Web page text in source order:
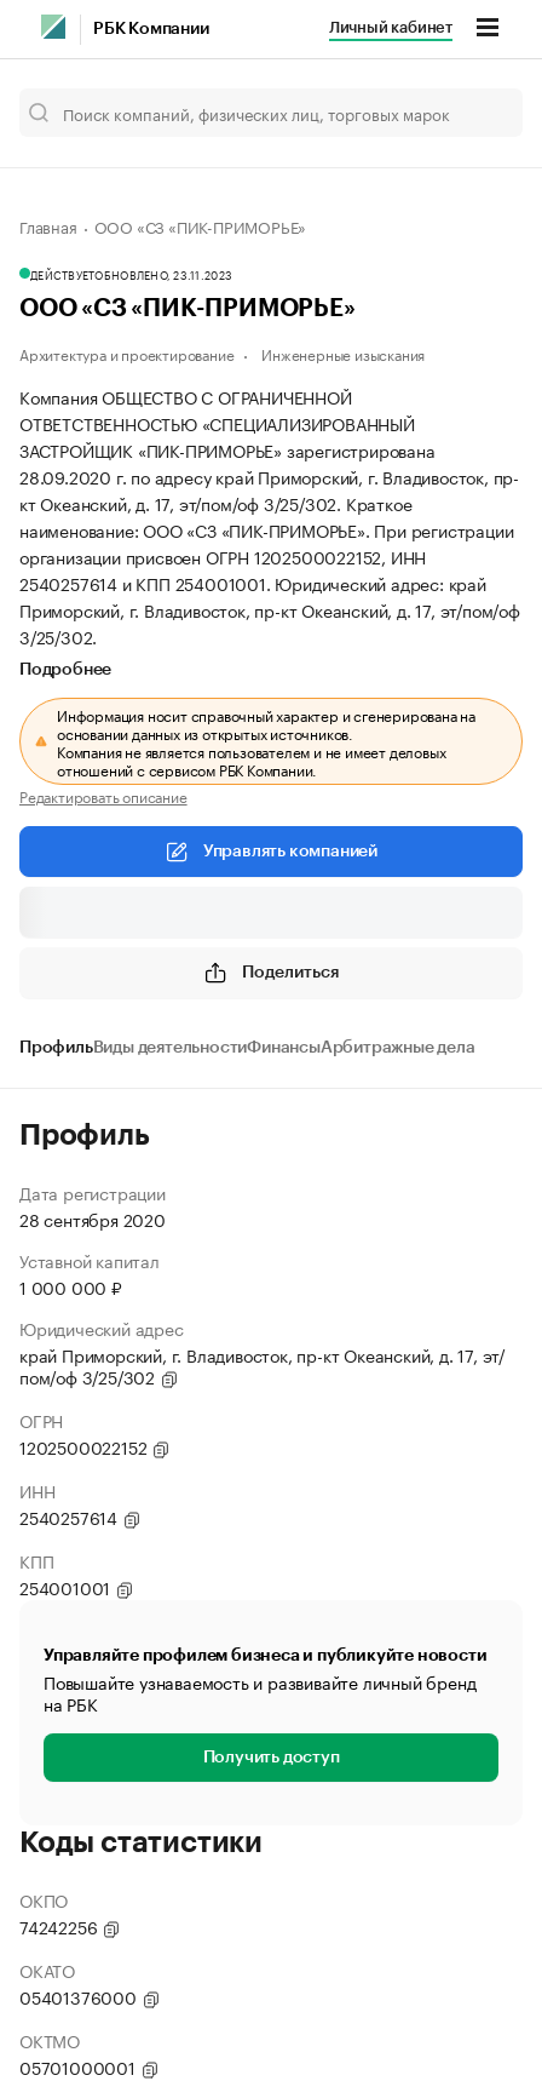
РБК Компании Личный кабинет
Главная ООО «СЗ «ПИК-ПРИМОРЬЕ»
ДЕЙСТВУЕТОБНОВЛЕНО, 23.11.2023
ООО «СЗ «ПИК-ПРИМОРЬЕ»
Архитектура и проектирование Инженерные изыскания
Компания ОБЩЕСТВО С ОГРАНИЧЕННОЙ
ОТВЕТСТВЕННОСТЬЮ «СПЕЦИАЛИЗИРОВАННЫЙ
ЗАСТРОЙЩИК «ПИК-ПРИМОРЬЕ» зарегистрирована
28.09.2020 г. по адресу край Приморский, г. Владивосток, пр-
кт Океанский, д. 17, эт/пом/оф 3/25/302. Краткое
наименование: ООО «СЗ «ПИК-ПРИМОРЬЕ». При регистрации
организации присвоен ОГРН 1202500022152, ИНН
2540257614 и КПП 254001001. Юридический адрес: край
Приморский, г. Владивосток, пр-кт Океанский, д. 17, эт/пом/оф
3/25/302.
Подробнее
Информация носит справочный характер и сгенерирована на
основании данных из открытых источников.
Компания не является пользователем и не имеет деловых
отношений с сервисом РБК Компании.
Редактировать описание
Управлять компанией
Поделиться
ПрофильВиды деятельностиФинансыАрбитражные дела
Профиль
Дата регистрации
28 сентября 2020
Уставной капитал
1 000 000 ₽
Юридический адрес
край Приморский, г. Владивосток, пр-кт Океанский, д. 17, эт/
пом/оф 3/25/302
ОГРН
1202500022152
ИНН
2540257614
КПП
254001001
Управляйте профилем бизнеса и публикуйте новости
Повышайте узнаваемость и развивайте личный бренд
на РБК
Получить доступ
Коды статистики
ОКПО
74242256
ОКАТО
05401376000
ОКТМО
05701000001